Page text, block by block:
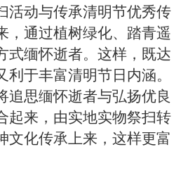
活动与传承清明节优秀传
，通过植树绿化、踏青遥
式缅怀逝者。这样，既达
利于丰富清明节日内涵。
追思缅怀逝者与弘扬优良
起来，由实地实物祭扫转
文化传承上来，这样更富